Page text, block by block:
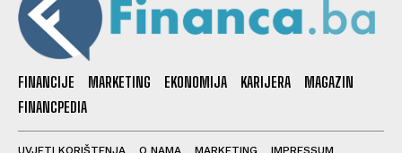
FINANCIJE MARKETING EKONOMIJA KARIJERA
MAGAZIN
FINANCPEDIA